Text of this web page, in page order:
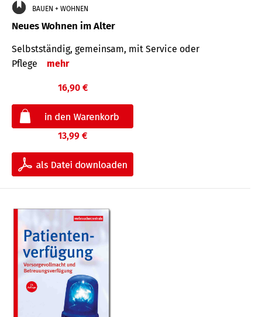
BAUEN + WOHNEN
Neues Wohnen im Alter
Selbstständig, gemeinsam, mit Service oder
Pflege
mehr
16,90 €
13,99 €